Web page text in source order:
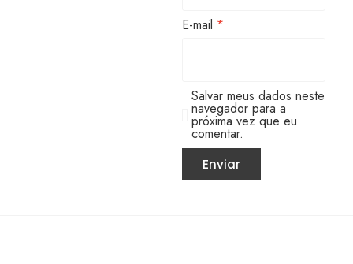
E-mail *
Salvar meus dados neste
navegador para a
próxima vez que eu
comentar.